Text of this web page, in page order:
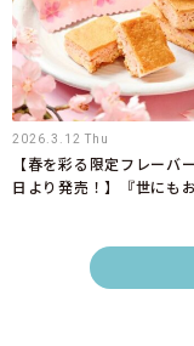
2026.3.12 Thu
【春を彩る限定フレーバ
日より発売！】『世にも